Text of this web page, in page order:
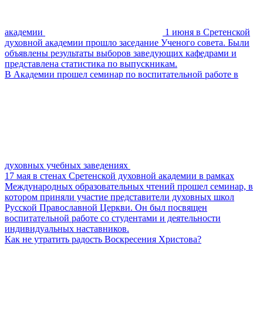
академии
1 июня в Сретенской
духовной академии прошло заседание Ученого совета. Были
объявлены результаты выборов заведующих кафедрами и
представлена статистика по выпускникам.
В Академии прошел семинар по воспитательной работе в
духовных учебных заведениях
17 мая в стенах Сретенской духовной академии в рамках
Международных образовательных чтений прошел семинар, в
котором приняли участие представители духовных школ
Русской Православной Церкви. Он был посвящен
воспитательной работе со студентами и деятельности
индивидуальных наставников.
Как не утратить радость Воскресения Христова?